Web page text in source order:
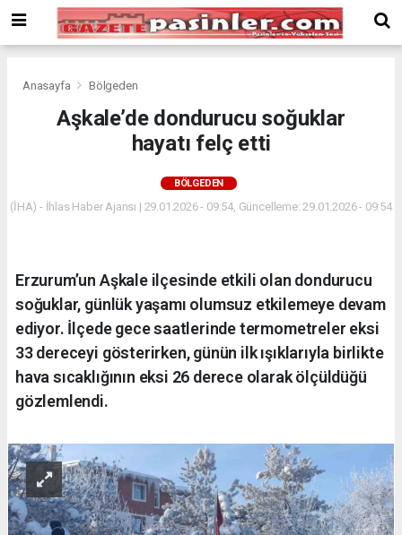
Bonusu
Veren
deneme
siteler
Veren
Anasayfa Bölgeden
Aşkale’de dondurucu soğuklar
hayatı felç etti
BÖLGEDEN
(İHA) - İhlas Haber Ajansı | 29.01.2026 - 09:54, Güncelleme: 29.01.2026 - 09:54
Erzurum’un Aşkale ilçesinde etkili olan dondurucu
soğuklar, günlük yaşamı olumsuz etkilemeye devam
ediyor. İlçede gece saatlerinde termometreler eksi
33 dereceyi gösterirken, günün ilk ışıklarıyla birlikte
hava sıcaklığının eksi 26 derece olarak ölçüldüğü
gözlemlendi.